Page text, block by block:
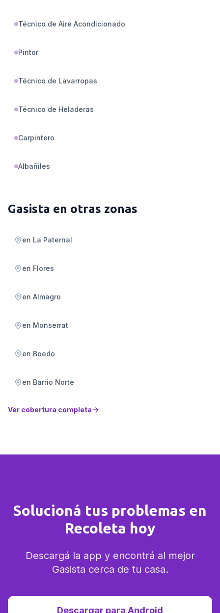
Técnico de Aire Acondicionado
Pintor
Técnico de Lavarropas
Técnico de Heladeras
Carpintero
Albañiles
Gasista en otras zonas
en La Paternal
en Flores
en Almagro
en Monserrat
en Boedo
en Barrio Norte
Ver cobertura completa
Solucioná tus problemas en
Recoleta hoy
Descargá la app y encontrá al mejor
Gasista cerca de tu casa.
Descargar para Android